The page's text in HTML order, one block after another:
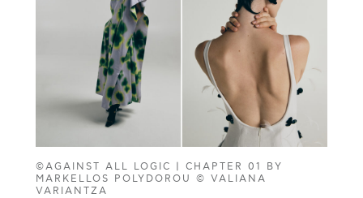
©AGAINST ALL LOGIC | CHAPTER 01 BY
MARKELLOS POLYDOROU © VALIANA
VARIANTZA